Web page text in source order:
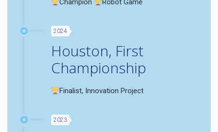
Champion Robot Game
2024
Houston, First
Championship
Finalist, Innovation Project
2023